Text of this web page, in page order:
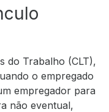
do Trabalho (CLT),
o empregado
empregador para
não eventual,